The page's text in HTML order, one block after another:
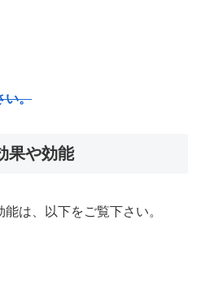
い。
果や効能
は、以下をご覧下さい。